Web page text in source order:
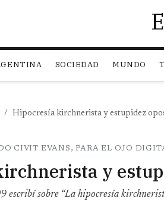
SOCIEDAD MUNDO
Hipocresía kirchnerista y estupidez
CIVIT EVANS, PARA EL OJO
y
escribí sobre “La hipocresía